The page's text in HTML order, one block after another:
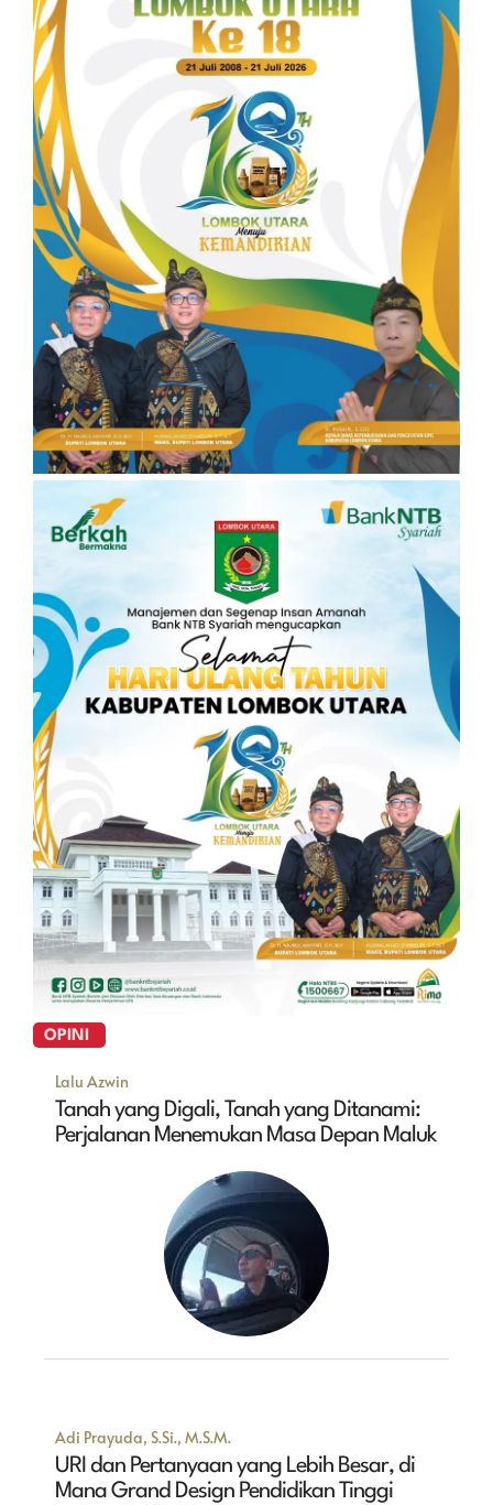
OPINI
Lalu Azwin
Tanah yang Digali, Tanah yang Ditanami:
Perjalanan Menemukan Masa Depan Maluk
Adi Prayuda, S.Si., M.S.M.
URI dan Pertanyaan yang Lebih Besar, di
Mana Grand Design Pendidikan Tinggi